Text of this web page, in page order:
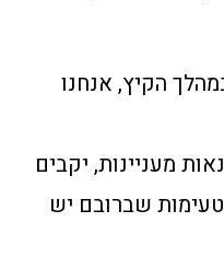
הקיץ, אנחנו
מעניינות, יקבים
שברובם יש